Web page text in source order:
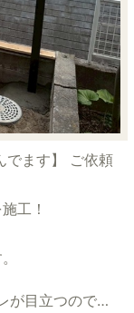
ます】
ご依頼
工！
が目立つので…